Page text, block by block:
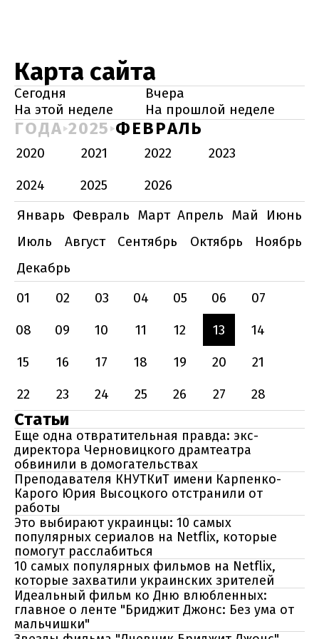
Карта сайта
Сегодня
Вчера
На этой неделе
На прошлой неделе
ГОДА 2025 ФЕВРАЛЬ
2020 2021 2022
2023
2024
2025
2026
Январь Февраль Март Апрель Май
Июнь
Июль
Август Сентябрь Октябрь
Ноябрь
Декабрь
01
02 03 04 05 06
07
08
09 10 11 12 13
14
15
16 17 18 19 20
21
22
23 24 25 26 27 28
Статьи
Еще одна отвратительная правда: экс-
директора Черновицкого драмтеатра
обвинили в домогательствах
Преподавателя КНУТКиТ имени Карпенко-
Карого Юрия Высоцкого отстранили от
работы
Это выбирают украинцы: 10 самых
популярных сериалов на Netflix, которые
помогут расслабиться
10 самых популярных фильмов на Netflix,
которые захватили украинских зрителей
Идеальный фильм ко Дню влюбленных:
главное о ленте "Бриджит Джонс: Без ума от
мальчишки"